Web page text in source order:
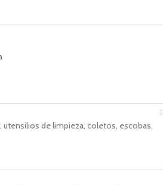
utensilios de limpieza, coletos, escobas,